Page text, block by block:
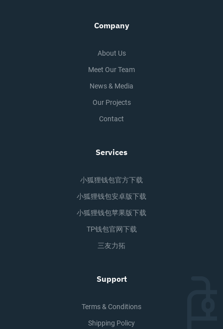
Company
About Us
Meet Our Team
News & Media
Our Projects
Contact
Services
小狐狸钱包官方下载
小狐狸钱包安卓版下载
小狐狸钱包苹果版下载
TP钱包官网下载
三友力拓
Support
Terms & Conditions
Shipping Policy